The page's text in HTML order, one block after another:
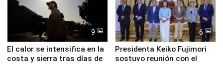
9
El calor se intensifica en la
costa y sierra tras días de
6
Presidenta Keiko Fujimori
sostuvo reunión con el